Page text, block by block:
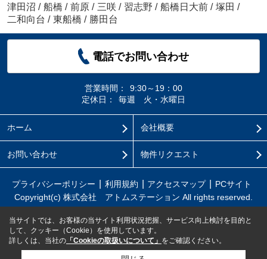
津田沼 / 船橋 / 前原 / 三咲 / 習志野 / 船橋日大前 / 塚田 /
二和向台 / 東船橋 / 勝田台
電話でお問い合わせ
営業時間：
9:30～19：00
定休日：
毎週 火・水曜日
ホーム 会社概要
お問い合わせ 物件リクエスト
プライバシーポリシー 利用規約 アクセスマップ
PCサイト
Copyright(c) 株式会社 アトムステーション All rights reserved.
当サイトでは、お客様の当サイト利用状況把握、サービス向上検討を目的と
して、クッキー（Cookie）を使用しています。
詳しくは、当社の 「Cookieの取扱いについて」 をご確認ください。